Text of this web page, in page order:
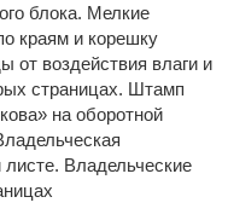
блока. Мелкие
краям и корешку
от воздействия влаги и
страницах. Штамп
на оборотной
Владельческие